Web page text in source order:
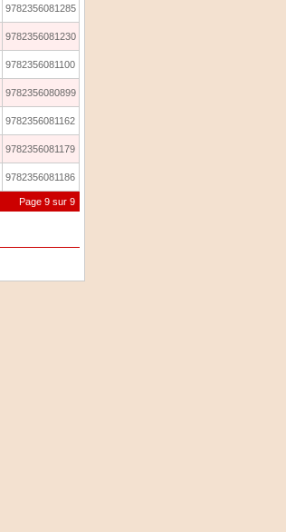
9782356081285
9782356081230
9782356081100
9782356080899
9782356081162
9782356081179
9782356081186
Page 9 sur 9